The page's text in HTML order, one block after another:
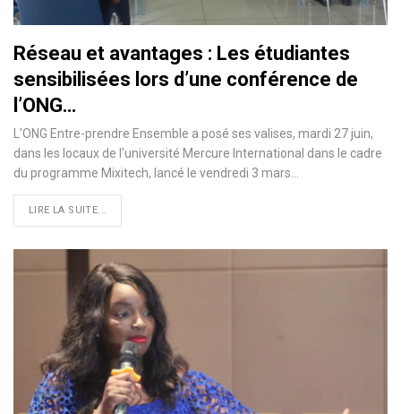
Réseau et avantages : Les étudiantes
sensibilisées lors d’une conférence de
l’ONG…
L'ONG Entre-prendre Ensemble a posé ses valises, mardi 27 juin,
dans les locaux de l'université Mercure International dans le cadre
du programme Mixitech, lancé le vendredi 3 mars…
LIRE LA SUITE...